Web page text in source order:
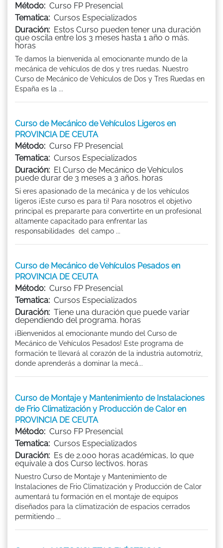
Método: Curso FP Presencial
Tematica: Cursos Especializados
Duración: Estos Curso pueden tener una duración
que oscila entre los 3 meses hasta 1 año o más.
horas
Te damos la bienvenida al emocionante mundo de la
mecánica de vehículos de dos y tres ruedas. Nuestro
Curso de Mecánico de Vehículos de Dos y Tres Ruedas en
España es la ...
Curso de Mecánico de Vehículos Ligeros en
PROVINCIA DE CEUTA
Método: Curso FP Presencial
Tematica: Cursos Especializados
Duración: El Curso de Mecánico de Vehículos
puede durar de 3 meses a 3 años. horas
Si eres apasionado de la mecánica y de los vehículos
ligeros ¡Este curso es para ti! Para nosotros el objetivo
principal es prepararte para convertirte en un profesional
altamente capacitado para enfrentar las
responsabilidades del campo ...
Curso de Mecánico de Vehículos Pesados en
PROVINCIA DE CEUTA
Método: Curso FP Presencial
Tematica: Cursos Especializados
Duración: Tiene una duración que puede variar
dependiendo del programa. horas
¡Bienvenidos al emocionante mundo del Curso de
Mecánico de Vehículos Pesados! Este programa de
formación te llevará al corazón de la industria automotriz,
donde aprenderás a dominar la mecá...
Curso de Montaje y Mantenimiento de Instalaciones
de Frio Climatización y Producción de Calor en
PROVINCIA DE CEUTA
Método: Curso FP Presencial
Tematica: Cursos Especializados
Duración: Es de 2.000 horas académicas, lo que
equivale a dos Curso lectivos. horas
Nuestro Curso de Montaje y Mantenimiento de
Instalaciones de Frio Climatización y Producción de Calor
aumentará tu formación en el montaje de equipos
diseñados para la climatización de espacios cerrados
permitiendo ...